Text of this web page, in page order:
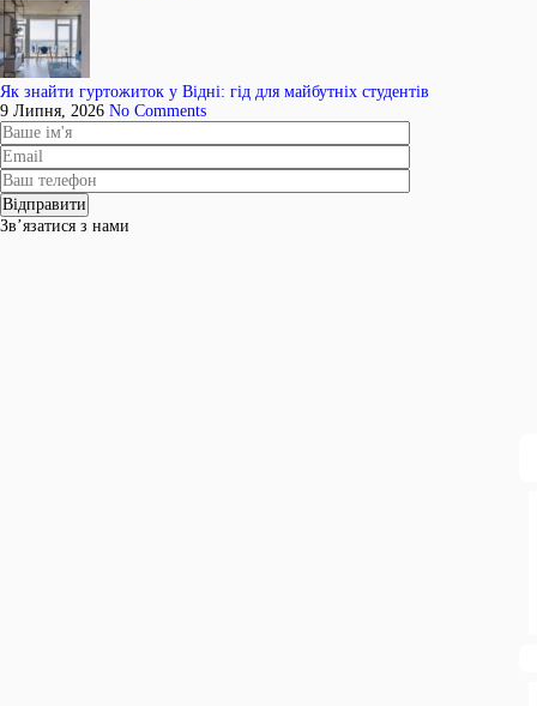
Як знайти гуртожиток у Відні: гід для майбутніх студентів
9 Липня, 2026 No Comments
Зв’язатися з нами